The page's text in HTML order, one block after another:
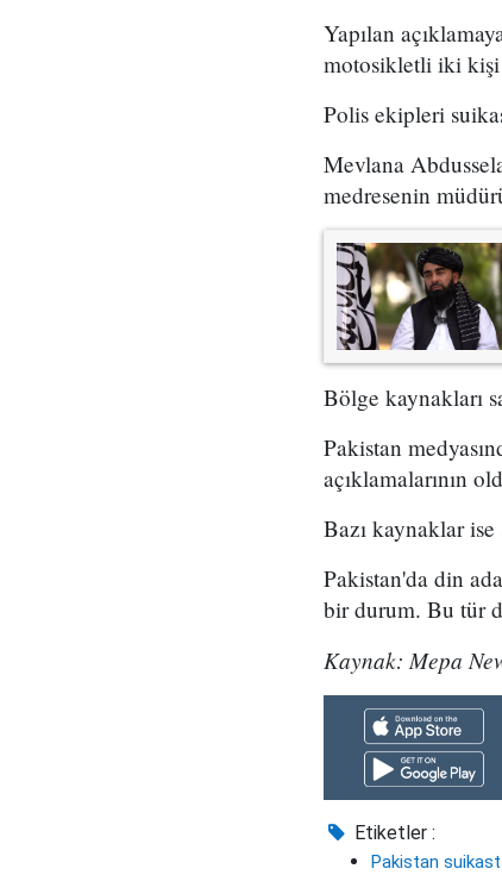
Yapılan
motosikletli iki kişi
Polis ekipleri
Mevlana
medresenin
Bölge kaynakları
Pakistan
açıklamalarının
Bazı kaynaklar
Pakistan'da din
bir durum. Bu tür
Kaynak: Mepa
Etiketler :
Pakistan suikast